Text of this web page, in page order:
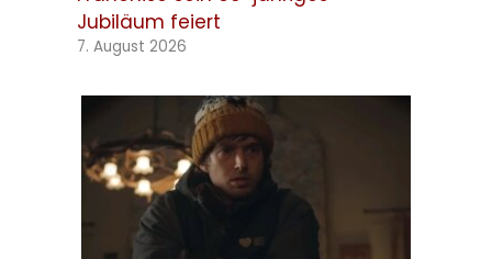
Jubiläum feiert
7. August 2026